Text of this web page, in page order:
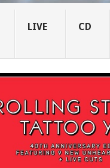
LIVE CD